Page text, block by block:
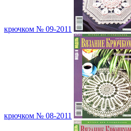
крючком № 09-2011
крючком № 08-2011